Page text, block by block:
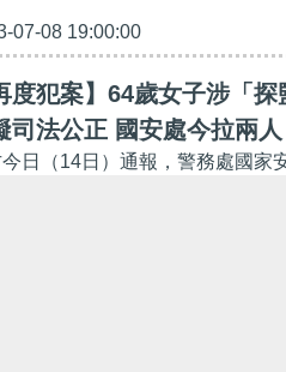
07-08 19:00:00
度犯案】64歲女子涉「
司法公正 國安處今拉兩人
日（14日）通報，警務處國家